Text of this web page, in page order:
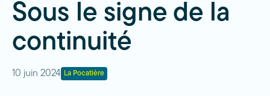
Sous le signe de la
continuité
10 juin 2024 La Pocatière